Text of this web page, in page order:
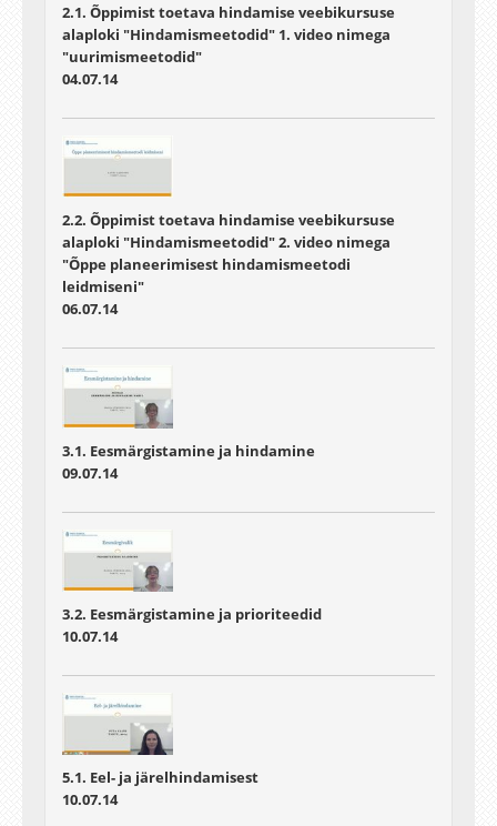
2.1. Õppimist toetava hindamise veebikursuse
alaploki "Hindamismeetodid" 1. video nimega
"uurimismeetodid"
04.07.14
2.2. Õppimist toetava hindamise veebikursuse
alaploki "Hindamismeetodid" 2. video nimega
"Õppe planeerimisest hindamismeetodi
leidmiseni"
06.07.14
3.1. Eesmärgistamine ja hindamine
09.07.14
3.2. Eesmärgistamine ja prioriteedid
10.07.14
5.1. Eel- ja järelhindamisest
10.07.14